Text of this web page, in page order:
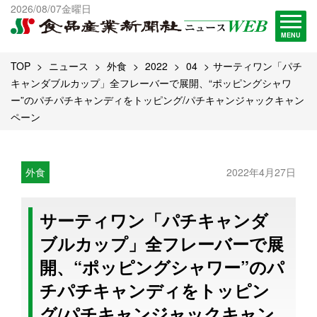
2026/08/07金曜日
MENU
出版物一覧へ
試読・購読申し込み
TOP ニュース 外食 2022 04
サーティワン「パチ
キャンダブルカップ」全フレーバーで展開、“ポッピングシャワ
ー”のパチパチキャンディをトッピング/パチキャンジャックキャン
ペーン
外食 2022年4月27日
サーティワン「パチキャンダ
ブルカップ」全フレーバーで展
開、“ポッピングシャワー”のパ
チパチキャンディをトッピン